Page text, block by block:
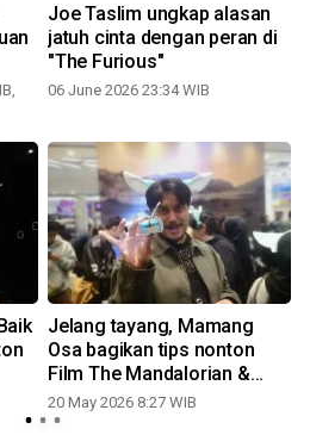
Joe Taslim ungkap alasan
jatuh cinta dengan peran di
"The Furious"
06 June 2026 23:34 WIB
Jelang tayang, Mamang
Osa bagikan tips nonton
Film The Mandalorian &
Grogu
20 May 2026 8:27 WIB